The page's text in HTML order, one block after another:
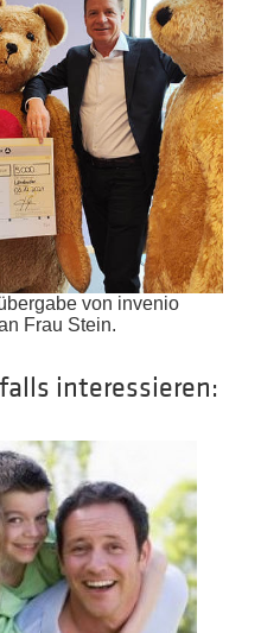
von invenio
Frau Stein.
interessieren: